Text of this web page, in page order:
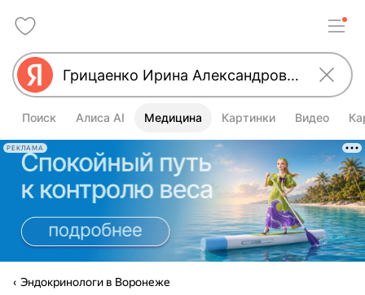
Поиск Алиса AI Медицина Картинки Видео
РЕКЛАМА
Эндокринологи в Воронеже